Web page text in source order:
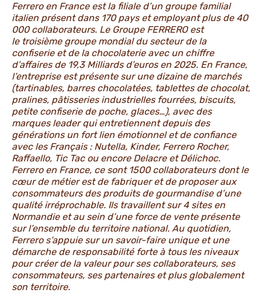
Ferrero en France est la filiale d’un groupe familial
italien présent dans 170 pays et employant plus de 40
000 collaborateurs. Le Groupe FERRERO est
le troisième groupe mondial du secteur de la
confiserie et de la chocolaterie avec un chiffre
d’affaires de 19,3 Milliards d’euros en 2025. En France,
l’entreprise est présente sur une dizaine de marchés
(tartinables, barres chocolatées, tablettes de chocolat,
pralines, pâtisseries industrielles fourrées, biscuits,
petite confiserie de poche, glaces…), avec des
marques leader qui entretiennent depuis des
générations un fort lien émotionnel et de confiance
avec les Français : Nutella, Kinder, Ferrero Rocher,
Raffaello, Tic Tac ou encore Delacre et Délichoc.
Ferrero en France, ce sont 1500 collaborateurs dont le
cœur de métier est de fabriquer et de proposer aux
consommateurs des produits de gourmandise d’une
qualité irréprochable. Ils travaillent sur 4 sites en
Normandie et au sein d’une force de vente présente
sur l’ensemble du territoire national. Au quotidien,
Ferrero s’appuie sur un savoir-faire unique et une
démarche de responsabilité forte à tous les niveaux
pour créer de la valeur pour ses collaborateurs, ses
consommateurs, ses partenaires et plus globalement
son territoire.